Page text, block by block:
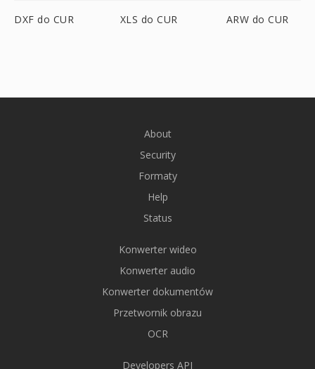
DXF do CUR XLS do CUR ARW do CUR
About
Security
Formaty
Help
Status
Konwerter wideo
Konwerter audio
Konwerter dokumentów
Przetwornik obrazu
OCR
Developers API